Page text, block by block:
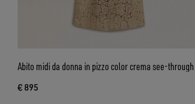
Abito midi da donna in pizzo color crema see-through
€ 895